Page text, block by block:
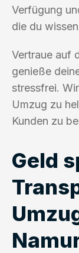
Verfügung
die du
Vertraue auf
genieße
stressfrei.
Umzug zu
Kunden zu
Geld